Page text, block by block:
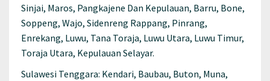
Sinjai, Maros, Pangkajene Dan Kepulauan, Barru, Bone,
Soppeng, Wajo, Sidenreng Rappang, Pinrang,
Enrekang, Luwu, Tana Toraja, Luwu Utara, Luwu Timur,
Toraja Utara, Kepulauan Selayar.
Sulawesi Tenggara: Kendari, Baubau, Buton, Muna,